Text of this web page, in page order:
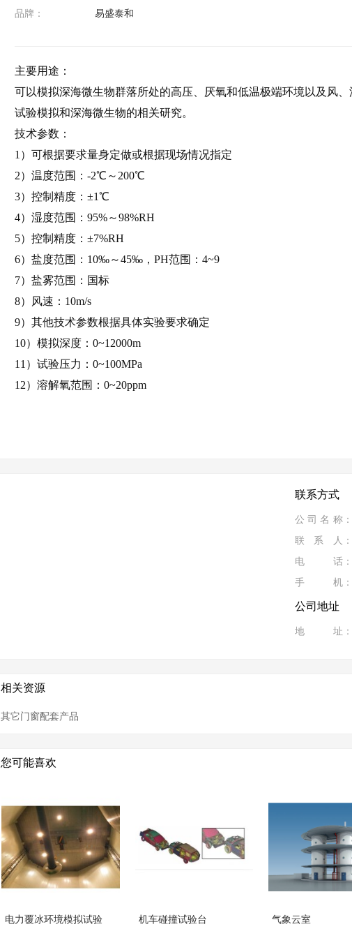
品牌： 易盛泰和
主要用途：
可以模拟深海微生物群落所处的高压、厌氧和低温极端环境以及风
试验模拟和深海微生物的相关研究。
技术参数 ：
1 ）可根据要求量身定做或根据现场情况指定
2）温度范围： -2℃ ～ 200℃
3）控制精度： ±1℃
4）湿度范围： 95%～98%RH
5）控制精度： ±7%RH
6）盐度范围： 10‰～45‰ ， PH范围： 4~9
7）盐雾范围：国标
8）风速： 10m/s
9）其他技术参数根据具体实验要求确定
10）模拟深度： 0~12000m
11 ）试验压力： 0~100MPa
12）溶解氧范围： 0~20ppm
联系方式
公司名称
联系人
电话
手机
公司地址
地址
相关资源
其它门窗配套产品
您可能喜欢
电力覆冰环境模拟试验 机车碰撞试验台 气象云室